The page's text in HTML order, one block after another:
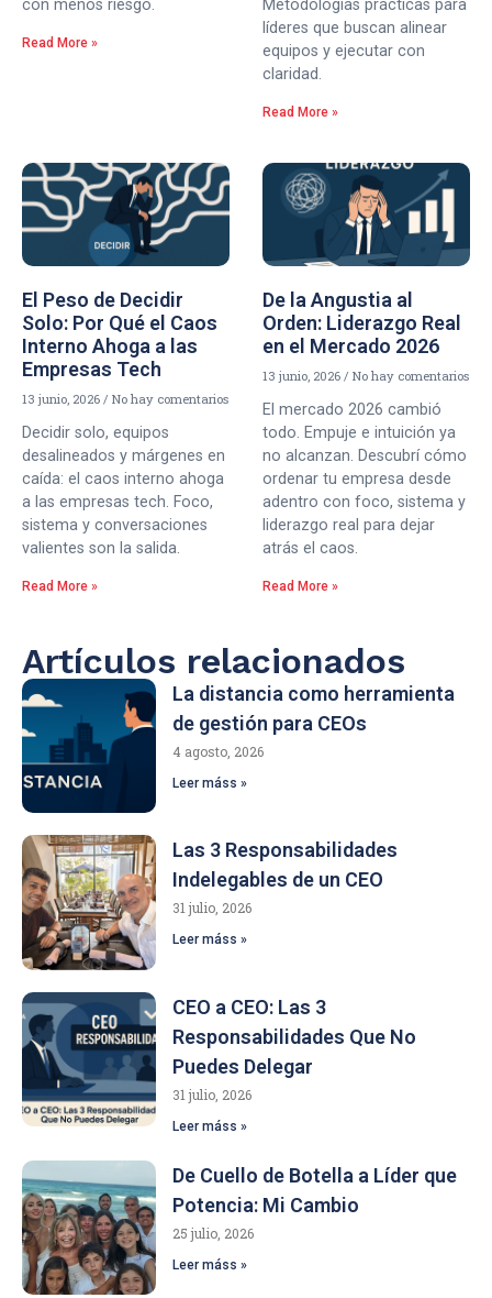
con menos riesgo.
Read More »
Metodologías prácticas para
líderes que buscan alinear
equipos y ejecutar con
claridad.
Read More »
El Peso de Decidir
Solo: Por Qué el Caos
Interno Ahoga a las
Empresas Tech
13 junio, 2026 No hay comentarios
Decidir solo, equipos
desalineados y márgenes en
caída: el caos interno ahoga
a las empresas tech. Foco,
sistema y conversaciones
valientes son la salida.
Read More »
De la Angustia al
Orden: Liderazgo Real
en el Mercado 2026
13 junio, 2026 No hay comentarios
El mercado 2026 cambió
todo. Empuje e intuición ya
no alcanzan. Descubrí cómo
ordenar tu empresa desde
adentro con foco, sistema y
liderazgo real para dejar
atrás el caos.
Read More »
Artículos relacionados
La distancia como herramienta
de gestión para CEOs
4 agosto, 2026
Leer máss »
Las 3 Responsabilidades
Indelegables de un CEO
31 julio, 2026
Leer máss »
CEO a CEO: Las 3
Responsabilidades Que No
Puedes Delegar
31 julio, 2026
Leer máss »
De Cuello de Botella a Líder que
Potencia: Mi Cambio
25 julio, 2026
Leer máss »